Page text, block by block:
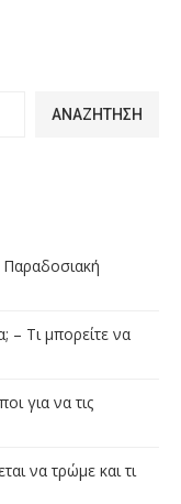
ΑΝΑΖΉΤΗΣΗ
– Τι μπορείτε να
για να τις
να τρώμε και τι